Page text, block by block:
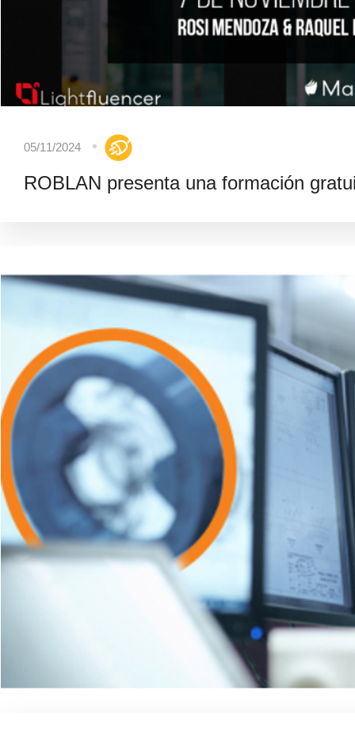
05/11/2024
ROBLAN presenta una formación